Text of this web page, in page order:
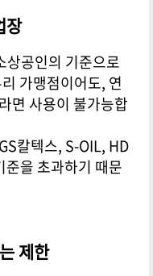
장
상공인의 기준으로
가맹점이어도, 연
면 사용이 불가능합
칼텍스, S-OIL, HD
을 초과하기 때문
제한